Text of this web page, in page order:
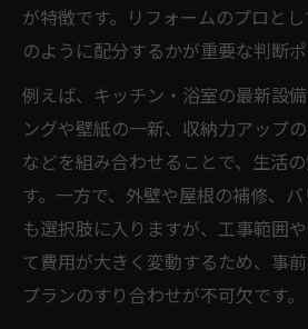
が特徴です。リフォームのプロと
のように配分するかが重要な判断ポ
例えば、キッチン・浴室の最新設
ングや壁紙の一新、収納力アップ
などを組み合わせることで、生活
す。一方で、外壁や屋根の補修、
も選択肢に入りますが、工事範囲
て費用が大きく変動するため、事
プランのすり合わせが不可欠です。